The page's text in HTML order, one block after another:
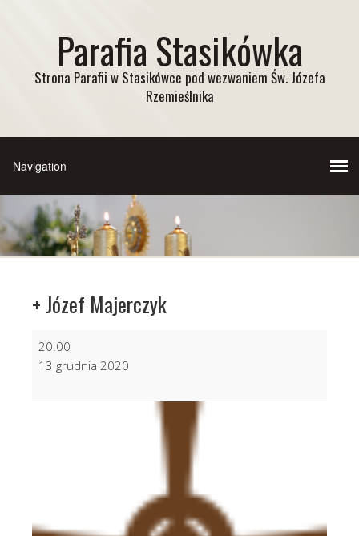
Parafia Stasikówka
Strona Parafii w Stasikówce pod wezwaniem Św. Józefa
Rzemieślnika
+ Józef Majerczyk
Józef
Majerczyk
20:00
13 grudnia 2020